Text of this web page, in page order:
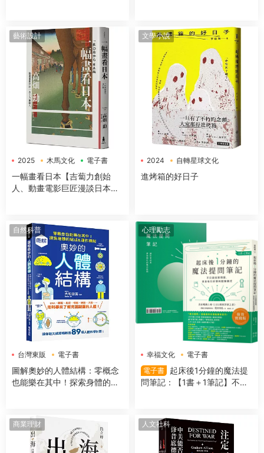
藝術設計
2025 木馬文化 電子書
一幅畫看日本【吉蔔力創始
人、動畫電影巨匠漫談日本傳
文學小說
2024
自轉星球文化
電子書
進烤箱的好日子
自然科普
台灣東販 電子書
圖解奧妙的人體結構：零概念
也能樂在其中！探索身體的組
心理勵志
幸福文化
電子書
電子書
起床後1分鐘的魔法提
問筆記：【1書＋1筆記】不隻
商業理財 人文社科